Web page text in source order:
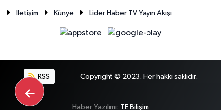
İletişim Künye Lider Haber TV Yayın Akışı
RSS Copyright © 2023. Her hakkı saklıdır.
Haber Yazılımı: TE Bilişim